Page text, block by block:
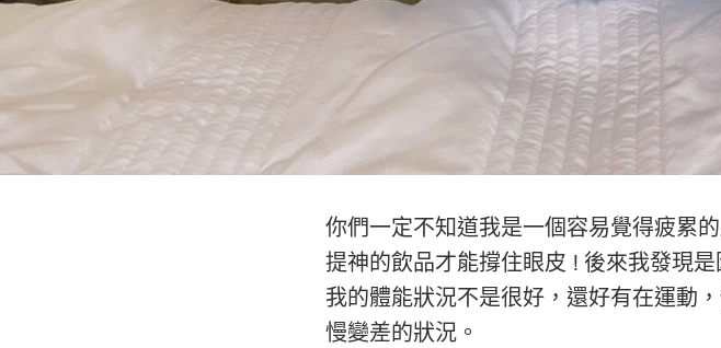
你們一定不知道我是一個容易覺得疲累
提神的飲品才能撐住眼皮 ! 後來我發現
我的體能狀況不是很好，還好有在運動
慢變差的狀況。